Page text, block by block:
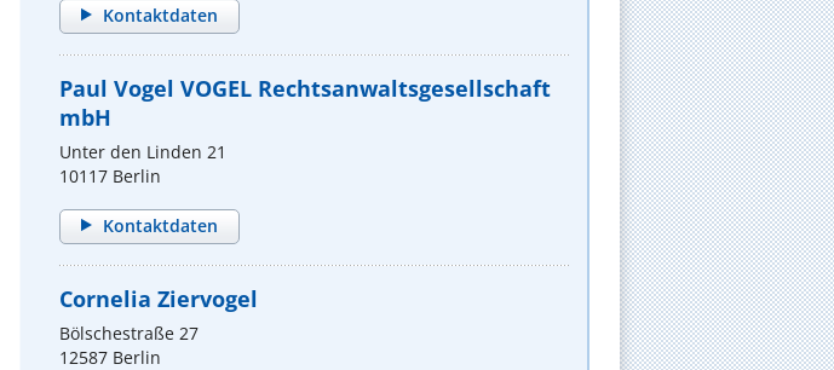
Kontaktdaten
Paul Vogel VOGEL Rechtsanwaltsgesellschaft
mbH
Unter den Linden 21
10117 Berlin
Kontaktdaten
Cornelia Ziervogel
Bölschestraße 27
12587 Berlin